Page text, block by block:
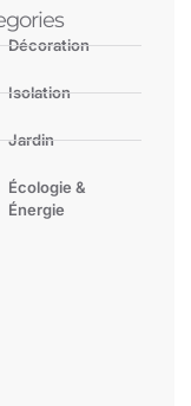
Décoration
Isolation
Jardin
Écologie &
Énergie